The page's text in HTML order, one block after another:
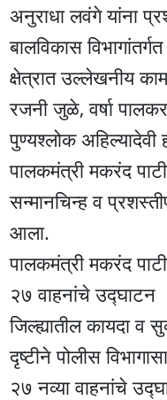
अनुराधा लवंगे यांना
बालविकास
क्षेत्रात उल्लेखनीय
रजनी जुळे, वर्षा
पुण्यश्लोक
पालकमंत्री मकरंद
सन्मानचिन्ह व
आला.
पालकमंत्री मकरंद
२७ वाहनांचे उद्घाटन
जिल्ह्यातील कायदा व
दृष्टीने पोलीस
२७ नव्या वाहनांचे